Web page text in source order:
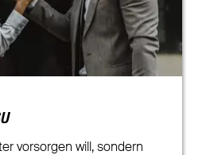
vorsorgen will, sondern